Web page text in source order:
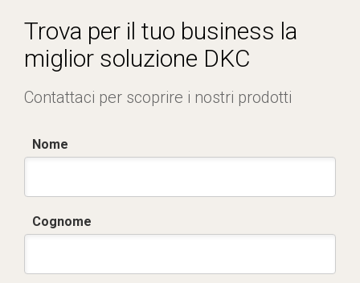
Trova per il tuo business la
miglior soluzione DKC
Contattaci per scoprire i nostri prodotti
Nome
Cognome